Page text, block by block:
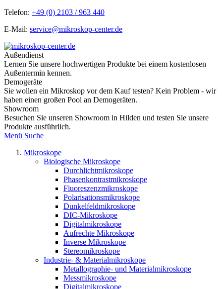
Telefon: +49 (0) 2103 / 963 440
E-Mail: service@mikroskop-center.de
Außendienst
Lernen Sie unsere hochwertigen Produkte bei einem kostenlosen
Außentermin kennen.
Demogeräte
Sie wollen ein Mikroskop vor dem Kauf testen? Kein Problem - wir
haben einen großen Pool an Demogeräten.
Showroom
Besuchen Sie unseren Showroom in Hilden und testen Sie unsere
Produkte ausführlich.
Menü Suche
Mikroskope
Biologische Mikroskope
Durchlichtmikroskope
Phasenkontrastmikroskope
Fluoreszenzmikroskope
Polarisationsmikroskope
Dunkelfeldmikroskope
DIC-Mikroskope
Digitalmikroskope
Aufrechte Mikroskope
Inverse Mikroskope
Stereomikroskope
Industrie- & Materialmikroskope
Metallographie- und Materialmikroskope
Messmikroskope
Digitalmikroskope